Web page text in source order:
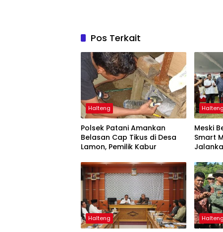
Pos Terkait
Halteng
Polsek Patani Amankan
Belasan Cap Tikus di Desa
Lamon, Pemilik Kabur
Halteng
Meski
Smart
Halteng Halteng